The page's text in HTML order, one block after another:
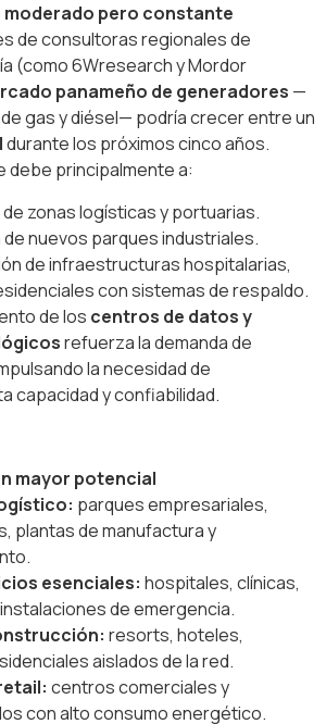
pero constante
de consultoras regionales de
(como 6Wresearch y Mordor
panameño de generadores —
gas y diésel— podría crecer entre un
durante los próximos cinco años.
debe principalmente a:
de zonas logísticas y portuarias.
de nuevos parques industriales.
de infraestructuras hospitalarias,
con sistemas de respaldo.
de los centros de datos y
refuerza la demanda de
la necesidad de
capacidad y confiabilidad.
mayor potencial
parques empresariales,
plantas de manufactura y
esenciales: hospitales, clínicas,
de emergencia.
resorts, hoteles,
aislados de la red.
centros comerciales y
con alto consumo energético.